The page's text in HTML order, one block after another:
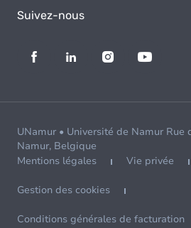
Suivez-nous
UNamur • Université de Namur Rue
Namur, Belgique
Mentions légales
Vie privée
Gestion des cookies
Conditions générales de facturation